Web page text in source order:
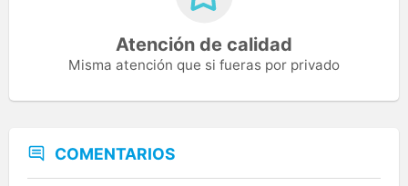
Atención de calidad
Misma atención que si fueras por privado
COMENTARIOS